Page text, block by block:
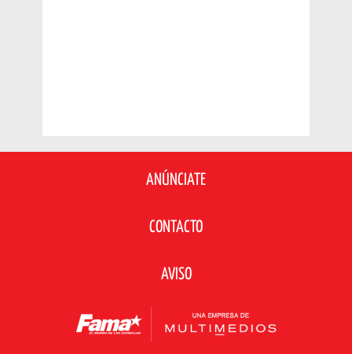
ANÚNCIATE
CONTACTO
AVISO